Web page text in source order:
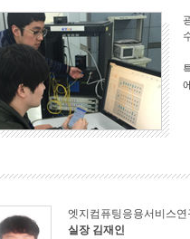
엣지컴퓨팅응용서비스연
실장 김재인